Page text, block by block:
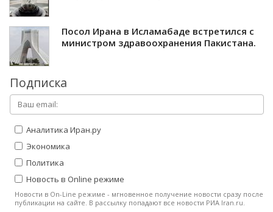
Посол Ирана в Исламабаде встретился с
министром здравоохранения Пакистана.
Подписка
Аналитика Иран.ру
Экономика
Политика
Новость в Online режиме
Новости в On-Line режиме - мгновенное получение новости сразу после
публикации на сайте. В рассылку попадают все новости РИА Iran.ru.